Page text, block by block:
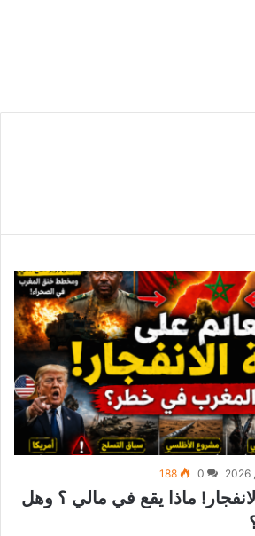
0
188
ماذا يقع في مالي ؟ وهل